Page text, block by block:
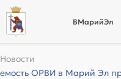
ВМарийЭл
Новости